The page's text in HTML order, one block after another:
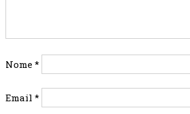
Nome *
Email *